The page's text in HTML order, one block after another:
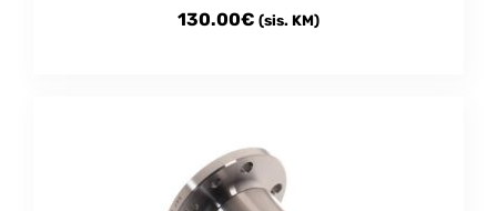
130.00€ (sis. KM)